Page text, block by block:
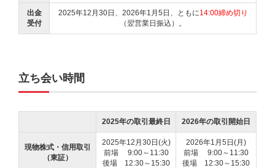
出金
受付
2025年12月30日、2026年1月5日、ともに14:00締め切り
（翌営業日振込）。
立ち会い時間
2025年の取引最終日 2026年の取引開始日
現物株式・信用取引
（東証）
2025年12月30日(火)
前場 9:00～11:30
後場 12:30～15:30
2026年1月5日(月)
前場 9:00～11:30
後場 12:30～15:30